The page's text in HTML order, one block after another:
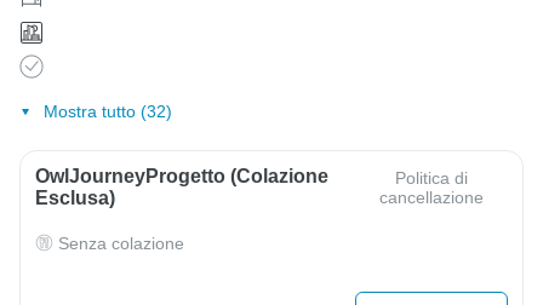
Mostra tutto (32)
OwlJourneyProgetto (colazione
Esclusa)
Politica di
cancellazione
Senza colazione